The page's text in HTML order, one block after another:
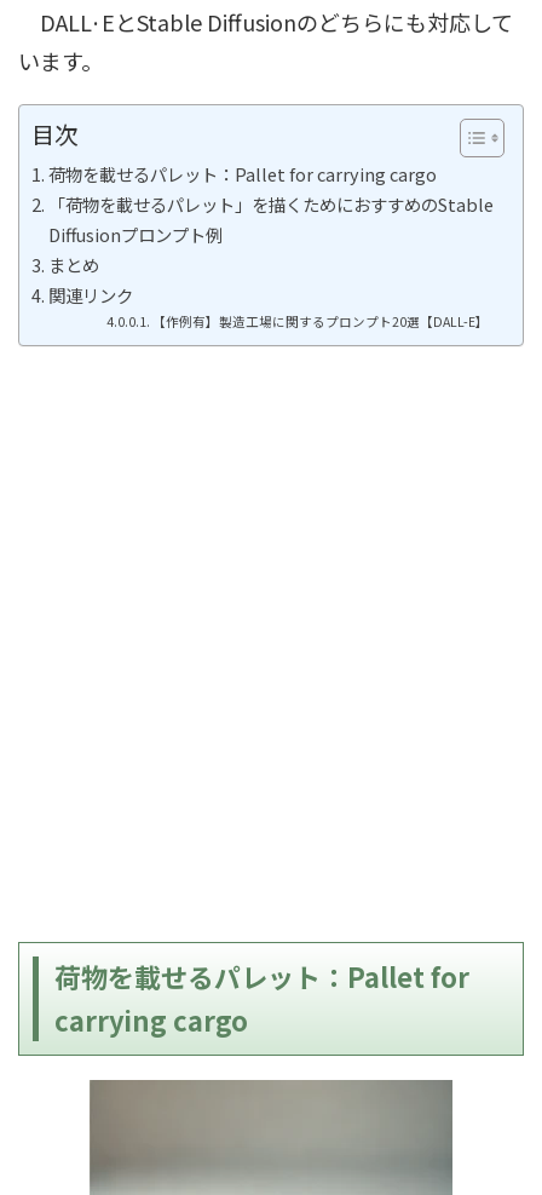
DALL·EとStable Diffusionのどちらにも対応して
います。
目次
荷物を載せるパレット：Pallet for carrying cargo
「荷物を載せるパレット」を描くためにおすすめのStable
Diffusionプロンプト例
まとめ
関連リンク
【作例有】製造工場に関するプロンプト20選【DALL-E】
荷物を載せるパレット：Pallet for
carrying cargo